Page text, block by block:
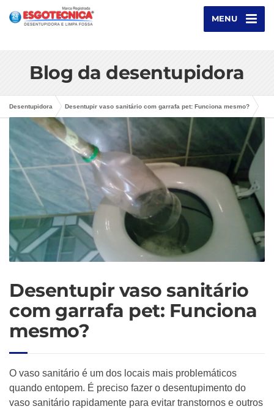
MENU
Blog da desentupidora
Desentupidora Desentupir vaso sanitário com garrafa pet: Funciona mesmo?
Desentupir vaso sanitário
com garrafa pet: Funciona
mesmo?
O vaso sanitário é um dos locais mais problemáticos
quando entopem. É preciso fazer o desentupimento do
vaso sanitário rapidamente para evitar transtornos e outros